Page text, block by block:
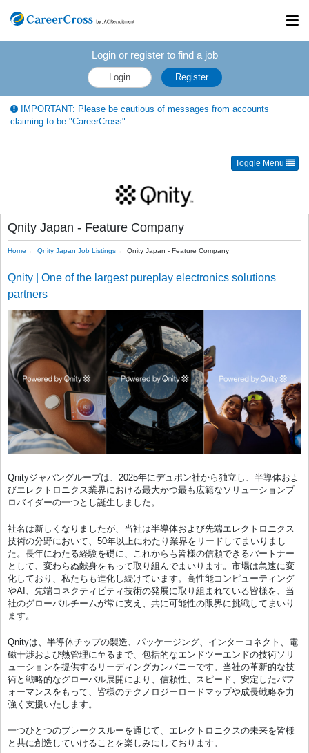
Login or register to find a job
Login Register
IMPORTANT: Please be cautious of messages from accounts
claiming to be "CareerCross"
Toggle Menu
Qnity Japan - Feature Company
Home Qnity Japan Job Listings Qnity Japan - Feature Company
Qnity | One of the largest pureplay electronics solutions
partners
Qnityジャパングループは、2025年にデュポン社から独立し、半導体およ
びエレクトロニクス業界における最大かつ最も広範なソリューションプ
ロバイダーの一つとし誕生しました。
社名は新しくなりましたが、当社は半導体および先端エレクトロニクス
技術の分野において、50年以上にわたり業界をリードしてまいりまし
た。長年にわたる経験を礎に、これからも皆様の信頼できるパートナー
として、変わらぬ献身をもって取り組んでまいります。市場は急速に変
化しており、私たちも進化し続けています。高性能コンピューティング
やAI、先端コネクティビティ技術の発展に取り組まれている皆様を、当
社のグローバルチームが常に支え、共に可能性の限界に挑戦してまいり
ます。
Qnityは、半導体チップの製造、パッケージング、インターコネクト、電
磁干渉および熱管理に至るまで、包括的なエンドツーエンドの技術ソリ
ューションを提供するリーディングカンパニーです。当社の革新的な技
術と戦略的なグローバル展開により、信頼性、スピード、安定したパフ
ォーマンスをもって、皆様のテクノロジーロードマップや成長戦略を力
強く支援いたします。
一つひとつのブレークスルーを通じて、エレクトロニクスの未来を皆様
と共に創造していけることを楽しみにしております。